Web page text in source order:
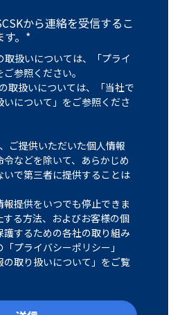
から連絡を受信するこ
。 *
扱いについては、「プライ
ご参照ください。
取扱いについては、「当社で
いについて 」をご参照くださ
ご提供いただいた個人情報
などを除いて、あらかじめ
いで第三者に提供することは
報提供をいつでも停止できま
る方法、およびお客様の個
護するための各社の取り組み
プライバシーポリシー」
の取り扱いについて」をご覧